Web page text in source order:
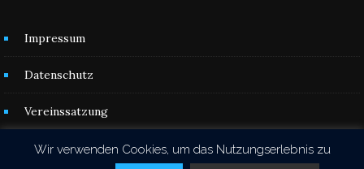
Impressum
Datenschutz
Vereinssatzung
Kontakt
Wir verwenden Cookies, um das Nutzungserlebnis zu